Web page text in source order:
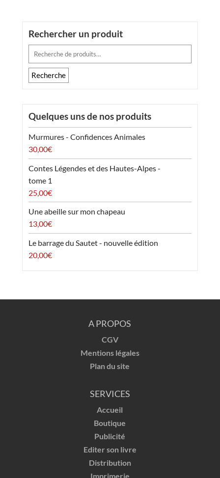
Rechercher un produit
Recherche
pour :
Recherche
Quelques uns de nos produits
Murmures - Confidences Animales
30,00€
Contes Légendes et des Hautes-Alpes -
tome 1
25,00€
Une abeille sur mon chapeau
13,00€
Le barrage du Sautet - nouvelle édition
20,00€
A PROPOS
CGV
Mentions légales
Plan du site
SERVICES
Accueil
Boutique
Publicité
Editer son livre
Distribution
Imprimerie